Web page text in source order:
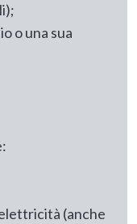
o una sua
(anche